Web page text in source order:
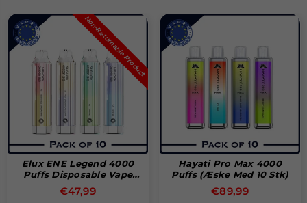
Hayati Pro Max 4000
Puffs (æske Med 10 Stk)
Normal
€89,99
Hayati Pro Max 4000
Puffs
Normal
€14,99